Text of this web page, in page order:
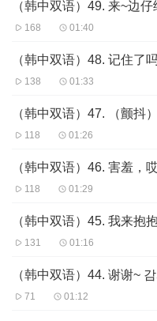
例如，今天天气好而且
想和韩中双语外教一起
韩语课堂/翻译·润色·排
官网：
我 们
提供：
168 01:40
（韩中双语）48. 记住了
138 01:33
（韩中双语）47. （颤抖
118 01:26
118 01:29
（韩中双语）45. 我来抱
131 01:16
（韩中双语）44. 谢谢~
71 01:12